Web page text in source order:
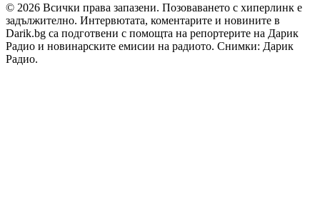
© 2026 Всички права запазени. Позоваването с хиперлинк е
задължително. Интервютата, коментарите и новините в
Darik.bg са подготвени с помощта на репортерите на Дарик
Радио и новинарските емисии на радиото. Снимки: Дарик
Радио.